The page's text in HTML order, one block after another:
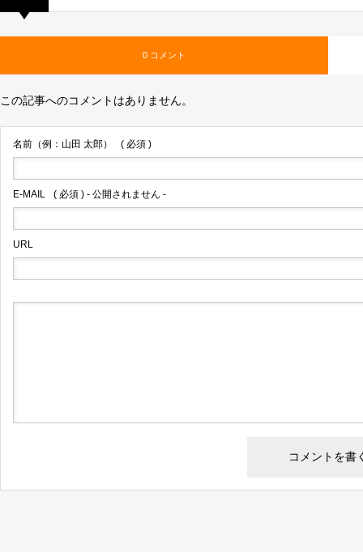
0 コメント
この記事へのコメントはありません。
名前（例：山田 太郎） ( 必須 )
E-MAIL ( 必須 ) - 公開されません -
URL